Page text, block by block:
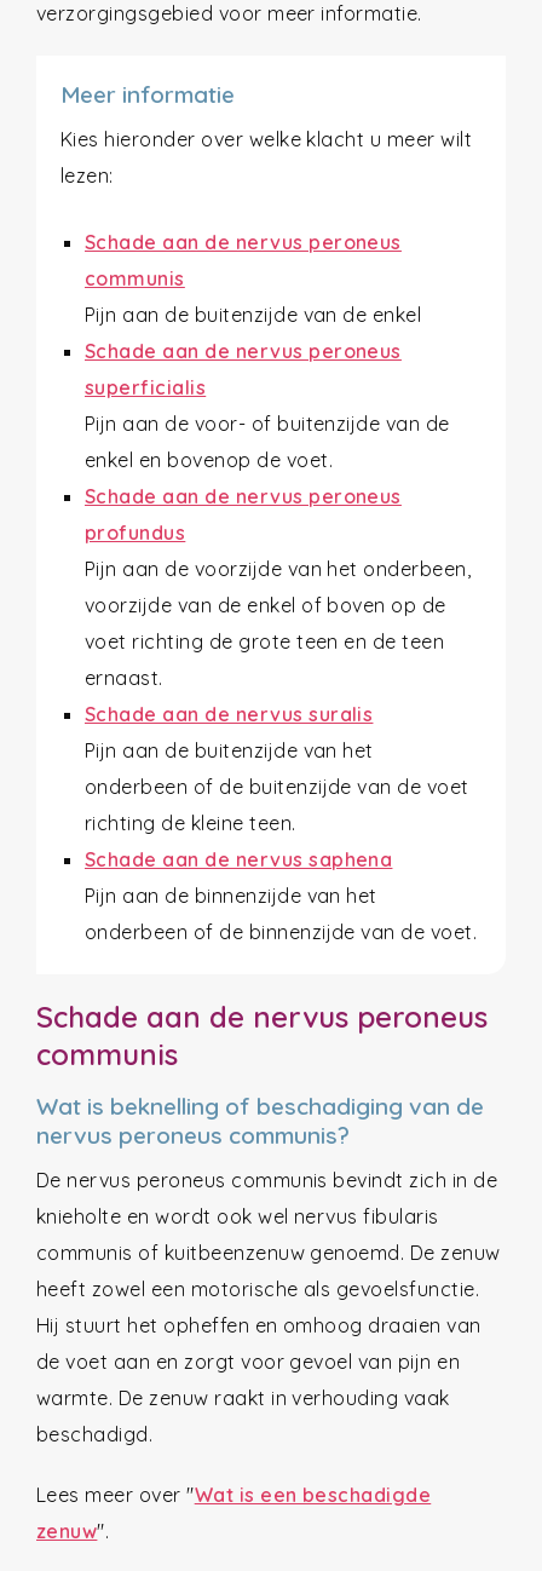
verzorgingsgebied voor meer informatie.
Meer informatie
Kies hieronder over welke klacht u meer wilt
lezen:
Schade aan de nervus peroneus
communis
Pijn aan de buitenzijde van de enkel
Schade aan de nervus peroneus
superficialis
Pijn aan de voor- of buitenzijde van de
enkel en bovenop de voet.
Schade aan de nervus peroneus
profundus
Pijn aan de voorzijde van het onderbeen,
voorzijde van de enkel of boven op de
voet richting de grote teen en de teen
ernaast.
Schade aan de nervus suralis
Pijn aan de buitenzijde van het
onderbeen of de buitenzijde van de voet
richting de kleine teen.
Schade aan de nervus saphena
Pijn aan de binnenzijde van het
onderbeen of de binnenzijde van de voet.
Schade aan de nervus peroneus
communis
Wat is beknelling of beschadiging van de
nervus peroneus communis?
De nervus peroneus communis bevindt zich in de
knieholte en wordt ook wel nervus fibularis
communis of kuitbeenzenuw genoemd. De zenuw
heeft zowel een motorische als gevoelsfunctie.
Hij stuurt het opheffen en omhoog draaien van
de voet aan en zorgt voor gevoel van pijn en
warmte. De zenuw raakt in verhouding vaak
beschadigd.
Lees meer over "Wat is een beschadigde
zenuw".